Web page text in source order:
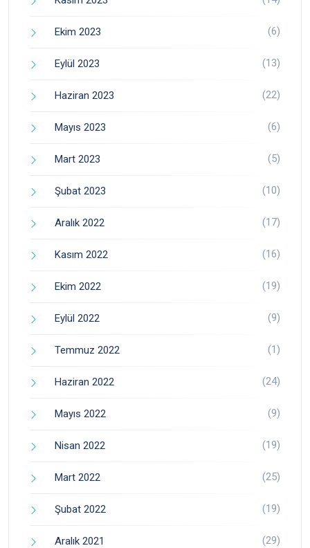
Ekim 2023 (6)
Eylül 2023 (13)
Haziran 2023 (22)
Mayıs 2023 (6)
Mart 2023 (5)
Şubat 2023 (10)
Aralık 2022 (17)
Kasım 2022 (16)
Ekim 2022 (19)
Eylül 2022 (9)
Temmuz 2022 (1)
Haziran 2022 (24)
Mayıs 2022 (9)
Nisan 2022 (19)
Mart 2022 (25)
Şubat 2022 (19)
Aralık 2021 (29)